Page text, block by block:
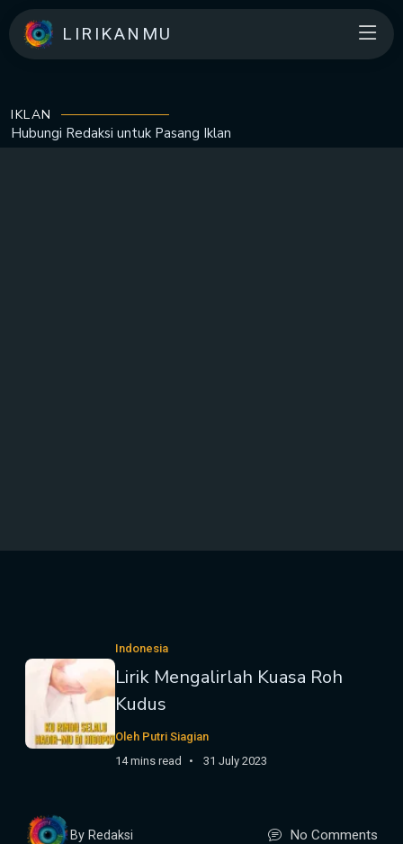
LIRIKANMU
IKLAN
Hubungi Redaksi untuk Pasang Iklan
Indonesia
Lirik Mengalirlah Kuasa Roh
Kudus
Oleh Putri Siagian
14 mins read
31 July 2023
By Redaksi No Comments